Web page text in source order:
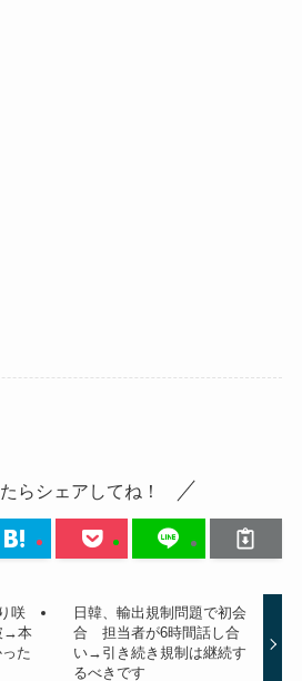
らシェアしてね！
咲
→本
た
日韓、輸出規制問題で初会
合 担当者が6時間話し合
い→引き続き規制は継続す
るべきです